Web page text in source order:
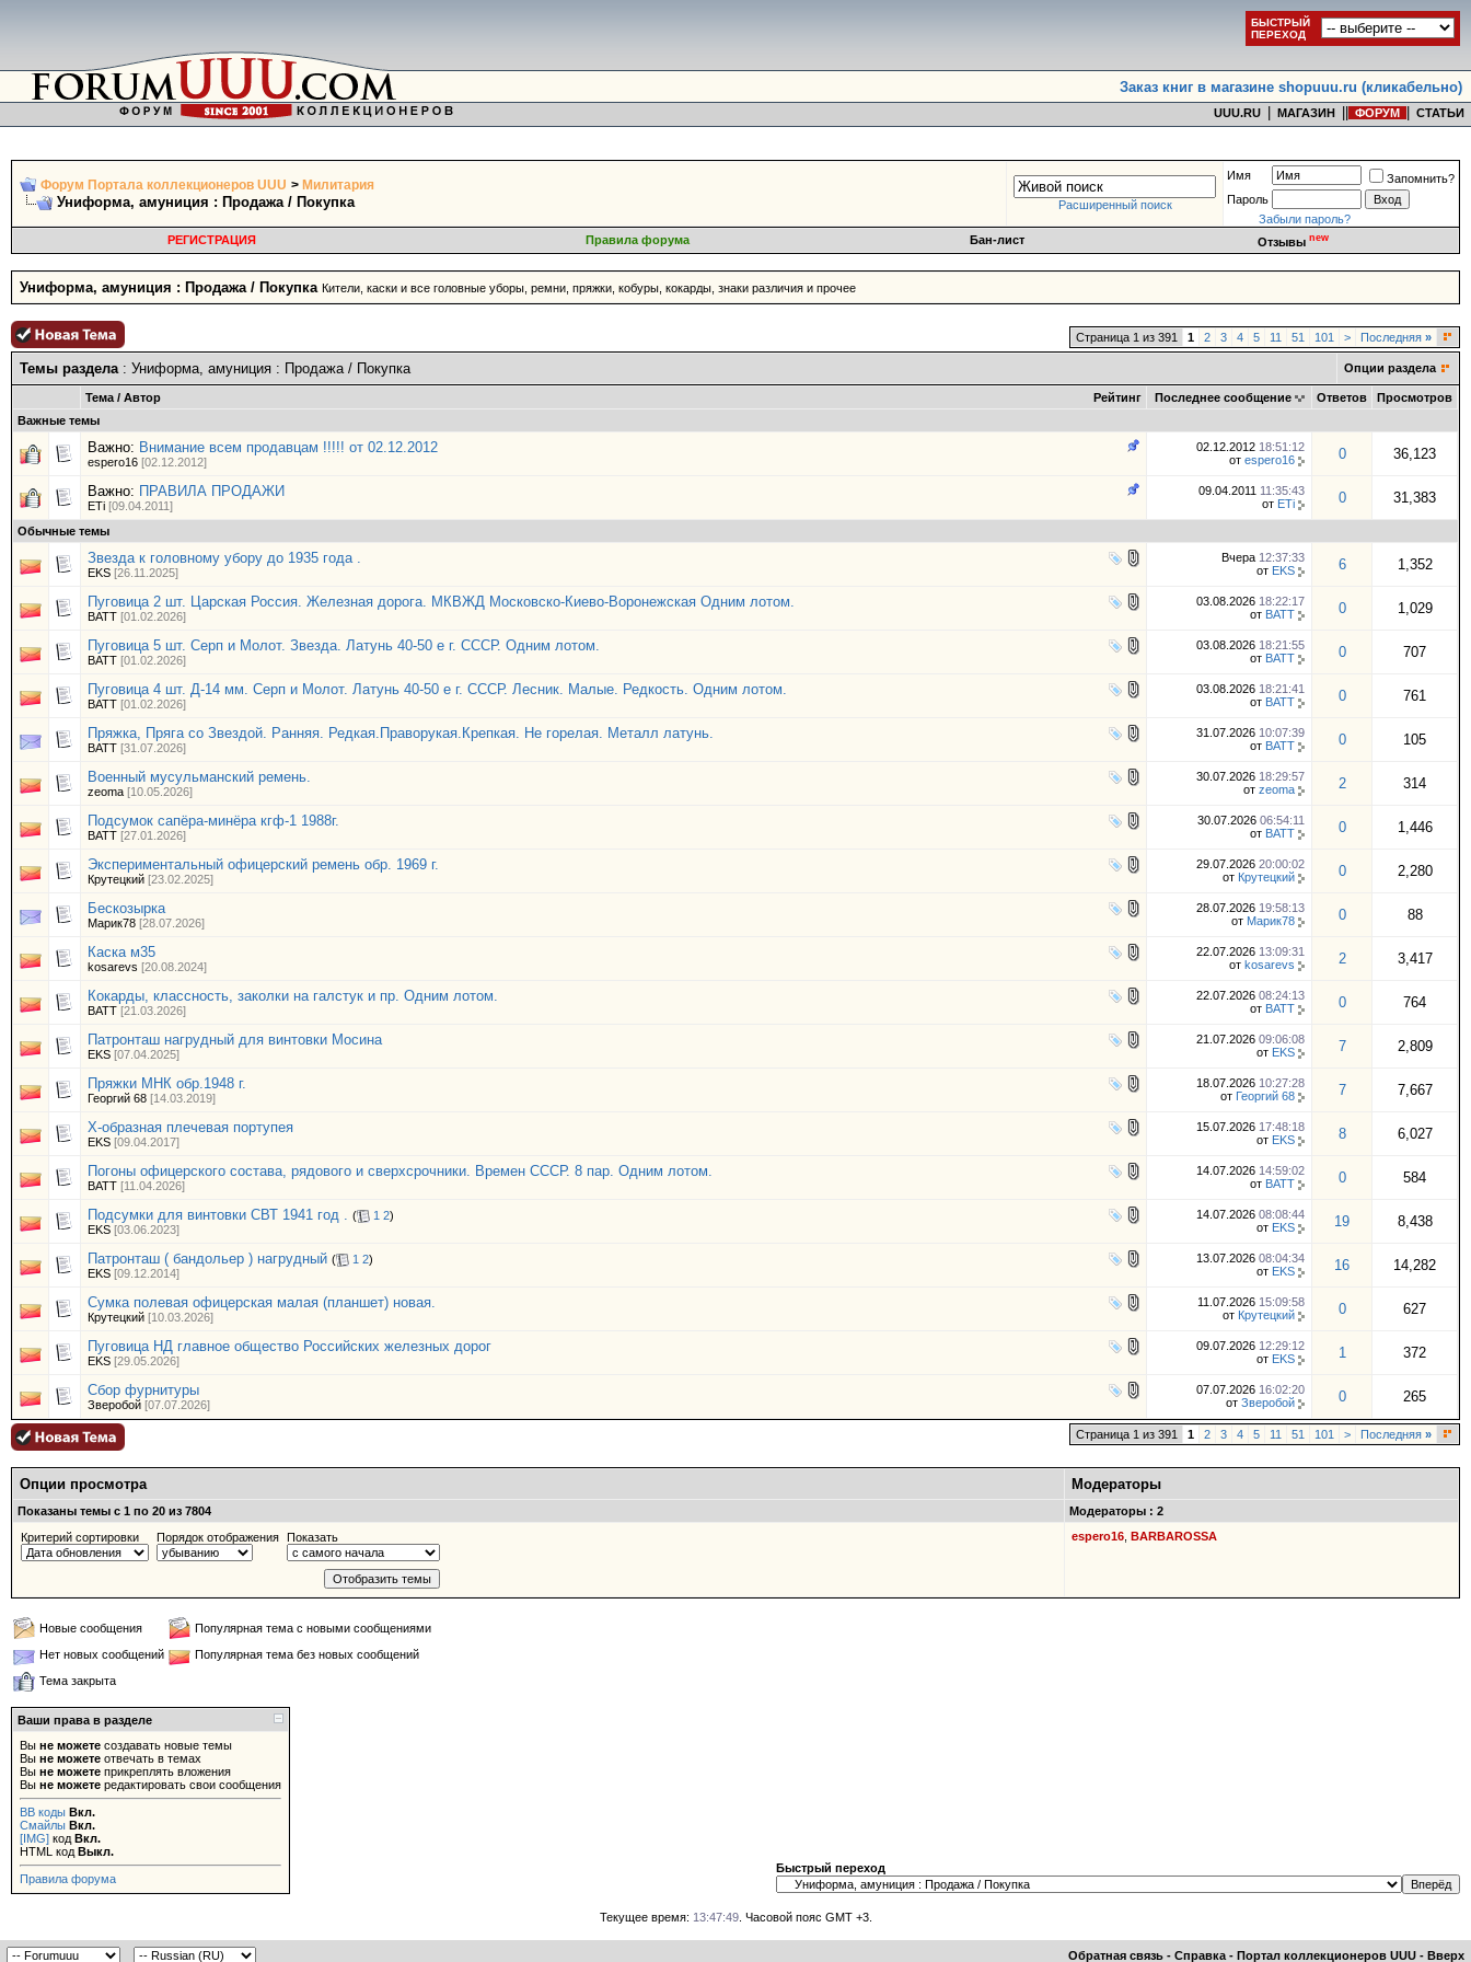
БЫСТРЫЙ
ПЕРЕХОД
Заказ книг в магазине shopuuu.ru (кликабельно)
UUU.RU МАГАЗИН ФОРУМ СТАТЬИ
Форум Портала коллекционеров UUU > Милитария
Униформа, амуниция : Продажа / Покупка Расширенный поиск
Имя
Запомнить?
Пароль
Забыли пароль?
РЕГИСТРАЦИЯ
Правила форума Бан-лист Отзывы new
Униформа, амуниция : Продажа / Покупка Кители, каски и все головные уборы, ремни, пряжки, кобуры, кокарды, знаки различия и прочее
Страница 1 из 391 1 2 3 4 5 11 51 101 > Последняя »
Темы раздела: Униформа, амуниция : Продажа / Покупка Опции раздела
Рейтинг
Тема / Автор Последнее сообщение Ответов
Просмотров
Важные темы
Важно: Внимание всем продавцам !!!!! от 02.12.2012
espero16 [02.12.2012]
02.12.2012 18:51:12
от espero16 0 36,123
Важно: ПРАВИЛА ПРОДАЖИ
ETi [09.04.2011]
09.04.2011 11:35:43
от ETi 0 31,383
Обычные темы
Звезда к головному убору до 1935 года .
EKS [26.11.2025]
Вчера 12:37:33
от EKS 6 1,352
Пуговица 2 шт. Царская Россия. Железная дорога. МКВЖД Московско-Киево-Воронежская Одним лотом.
BATT [01.02.2026]
03.08.2026 18:22:17
от BATT 0 1,029
Пуговица 5 шт. Серп и Молот. Звезда. Латунь 40-50 е г. СССР. Одним лотом.
BATT [01.02.2026]
03.08.2026 18:21:55
от BATT 0 707
Пуговица 4 шт. Д-14 мм. Серп и Молот. Латунь 40-50 е г. СССР. Лесник. Малые. Редкость. Одним лотом.
BATT [01.02.2026]
03.08.2026 18:21:41
от BATT 0 761
Пряжка, Пряга со Звездой. Ранняя. Редкая.Праворукая.Крепкая. Не горелая. Металл латунь.
BATT [31.07.2026]
31.07.2026 10:07:39
от BATT 0 105
Военный мусульманский ремень.
zeoma [10.05.2026]
30.07.2026 18:29:57
от zeoma 2 314
Подсумок сапёра-минёра кгф-1 1988г.
BATT [27.01.2026]
30.07.2026 06:54:11
от BATT 0 1,446
Экспериментальный офицерский ремень обр. 1969 г.
Крутецкий [23.02.2025]
29.07.2026 20:00:02
от Крутецкий 0 2,280
Бескозырка
Марик78 [28.07.2026]
28.07.2026 19:58:13
от Марик78 0 88
Каска м35
kosarevs [20.08.2024]
22.07.2026 13:09:31
от kosarevs 2 3,417
Кокарды, классность, заколки на галстук и пр. Одним лотом.
BATT [21.03.2026]
22.07.2026 08:24:13
от BATT 0 764
Патронташ нагрудный для винтовки Мосина
EKS [07.04.2025]
21.07.2026 09:06:08
от EKS 7 2,809
Пряжки МНК обр.1948 г.
Георгий 68 [14.03.2019]
18.07.2026 10:27:28
от Георгий 68 7 7,667
Х-образная плечевая портупея
EKS [09.04.2017]
15.07.2026 17:48:18
от EKS 8 6,027
Погоны офицерского состава, рядового и сверхсрочники. Времен СССР. 8 пар. Одним лотом.
BATT [11.04.2026]
14.07.2026 14:59:02
от BATT 0 584
Подсумки для винтовки СВТ 1941 год . ( 1 2)
EKS [03.06.2023]
14.07.2026 08:08:44
от EKS 19 8,438
Патронташ ( бандольер ) нагрудный ( 1 2)
EKS [09.12.2014]
13.07.2026 08:04:34
от EKS 16 14,282
Сумка полевая офицерская малая (планшет) новая.
Крутецкий [10.03.2026]
11.07.2026 15:09:58
от Крутецкий 0 627
Пуговица НД главное общество Российских железных дорог
EKS [29.05.2026]
09.07.2026 12:29:12
от EKS 1 372
Сбор фурнитуры
Зверобой [07.07.2026]
07.07.2026 16:02:20
от Зверобой 0 265
Страница 1 из 391 1 2 3 4 5 11 51 101 > Последняя »
Опции просмотра Модераторы
Показаны темы с 1 по 20 из 7804
Модераторы : 2
Критерий сортировки
Порядок отображения Показать espero16 BARBAROSSA
Новые сообщения
Популярная тема с новыми сообщениями
Нет новых сообщений
Популярная тема без новых сообщений
Тема закрыта
Ваши права в разделе
Вы не можете создавать новые темы
Вы не можете отвечать в темах
Вы не можете прикреплять вложения
Вы не можете редактировать свои сообщения
BB коды Вкл.
Смайлы Вкл.
[IMG] код Вкл.
HTML код Выкл.
Правила форума
Быстрый переход
Текущее время: 13:47:49. Часовой пояс GMT +3.
Обратная связь - Справка - Портал коллекционеров UUU - Вверх